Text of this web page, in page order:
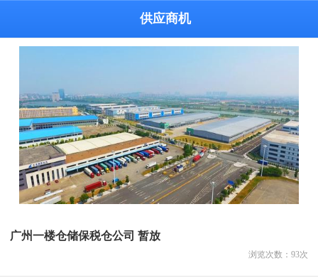
供应商机
广州一楼仓储保税仓公司 暂放
浏览次数： 93次